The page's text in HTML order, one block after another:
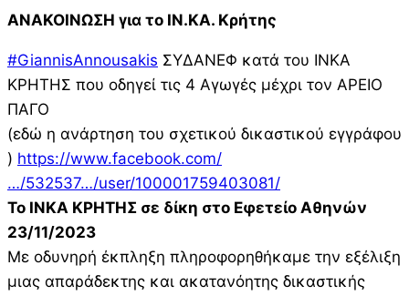
ΑΝΑΚΟΙΝΩΣΗ για το ΙΝ.ΚΑ. Κρήτης
#GiannisAnnousakis ΣΥΔΑΝΕΦ κατά του ΙΝΚΑ
ΚΡΗΤΗΣ που οδηγεί τις 4 Αγωγές μέχρι τον ΑΡΕΙΟ
ΠΑΓΟ
(εδώ η ανάρτηση του σχετικού δικαστικού εγγράφου
) https://www.facebook.com/
…/532537…/user/100001759403081/
Το ΙΝΚΑ ΚΡΗΤΗΣ σε δίκη στο Εφετείο Αθηνών
23/11/2023
Με οδυνηρή έκπληξη πληροφορηθήκαμε την εξέλιξη
μιας απαράδεκτης και ακατανόητης δικαστικής